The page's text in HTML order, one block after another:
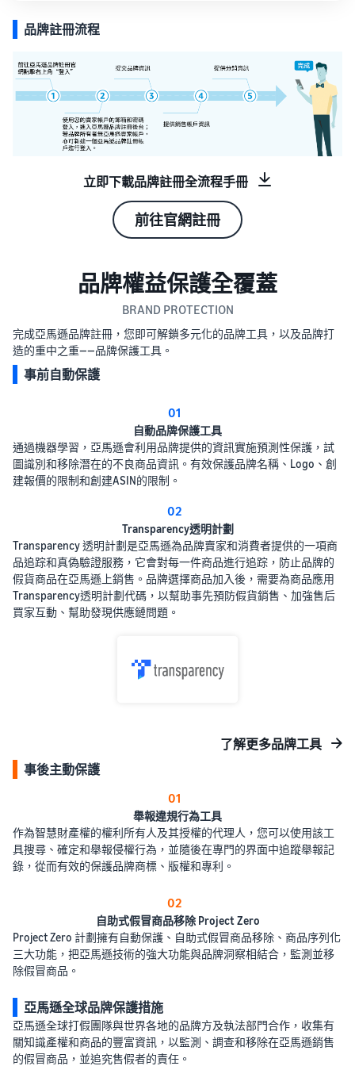
品牌註冊流程
立即下載品牌註冊全流程手冊
前往官網註冊
品牌權益保護全覆蓋
BRAND PROTECTION
完成亞馬遜品牌註冊，您即可解鎖多元化的品牌工具，以及品牌打
造的重中之重——品牌保護工具。
事前自動保護
01
自動品牌保護工具
通過機器學習，亞馬遜會利用品牌提供的資訊實施預測性保護，試
圖識別和移除潛在的不良商品資訊。有效保護品牌名稱、Logo、創
建報價的限制和創建ASIN的限制。
02
Transparency透明計劃
Transparency 透明計劃是亞馬遜為品牌賣家和消費者提供的一項商
品追踪和真偽驗證服務，它會對每一件商品進行追踪，防止品牌的
假貨商品在亞馬遜上銷售。品牌選擇商品加入後，需要為商品應用
Transparency透明計劃代碼，以幫助事先預防假貨銷售、加強售后
買家互動、幫助發現供應鏈問題。
了解更多品牌工具
事後主動保護
01
舉報違規行為工具
作為智慧財產權的權利所有人及其授權的代理人，您可以使用該工
具搜尋、確定和舉報侵權行為，並隨後在專門的界面中追蹤舉報記
錄，從而有效的保護品牌商標、版權和專利。
02
自助式假冒商品移除 Project Zero
Project Zero 計劃擁有自動保護、自助式假冒商品移除、商品序列化
三大功能，把亞馬遜技術的強大功能與品牌洞察相結合，監測並移
除假冒商品。
亞馬遜全球品牌保護措施
亞馬遜全球打假團隊與世界各地的品牌方及執法部門合作，收集有
關知識產權和商品的豐富資訊，以監測、調查和移除在亞馬遜銷售
的假冒商品，並追究售假者的責任。